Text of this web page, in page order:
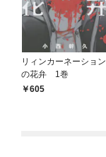
リィンカーネーション
の花弁 1巻
605